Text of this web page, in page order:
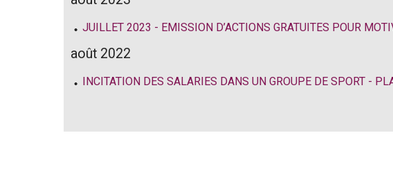
JUILLET 2023 - EMISSION D’ACTIONS GRATUITES POUR
août 2022
INCITATION DES SALARIES DANS UN GROUPE DE SPORT -